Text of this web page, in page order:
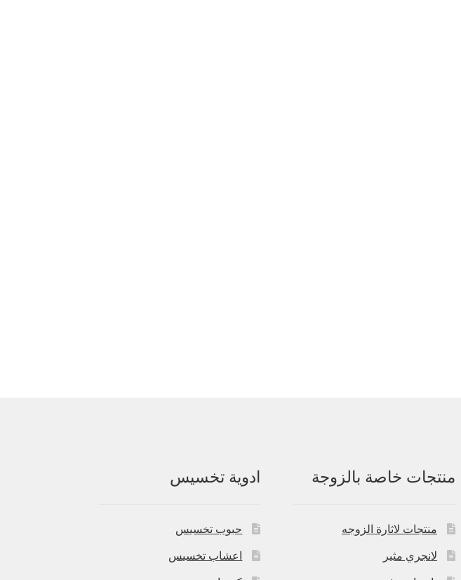
منتجات خاصة بالزوجة
منتجات لاثارة الزوجه
لانجري مثير
ادوية تخسيس
حبوب تخسيس
اعشاب تخسيس